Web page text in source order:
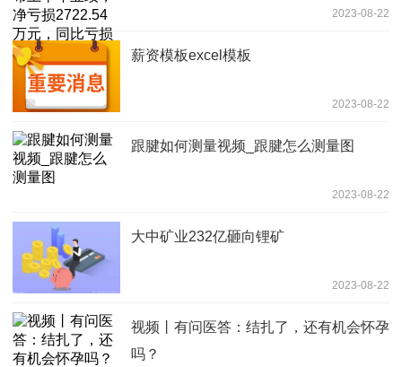
2023-08-22
薪资模板excel模板
2023-08-22
跟腱如何测量视频_跟腱怎么测量图
2023-08-22
大中矿业232亿砸向锂矿
2023-08-22
视频丨有问医答：结扎了，还有机会怀孕
吗？